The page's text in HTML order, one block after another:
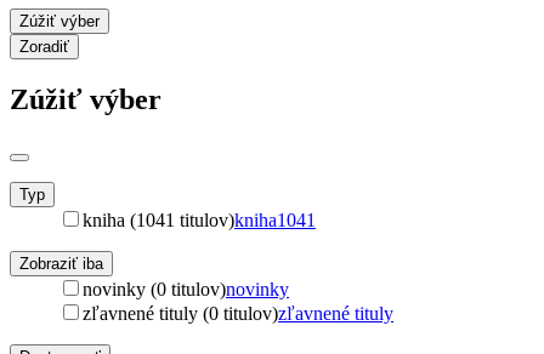
Zúžiť výber
Zoradiť
Zúžiť výber
Typ
kniha (1041 titulov)kniha1041
Zobraziť iba
novinky (0 titulov)novinky
zľavnené tituly (0 titulov)zľavnené tituly